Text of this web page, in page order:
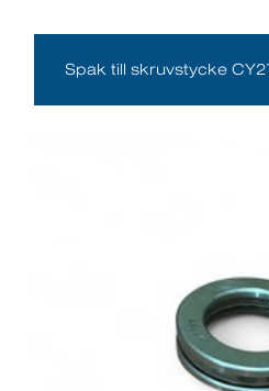
Spak till skruvstycke